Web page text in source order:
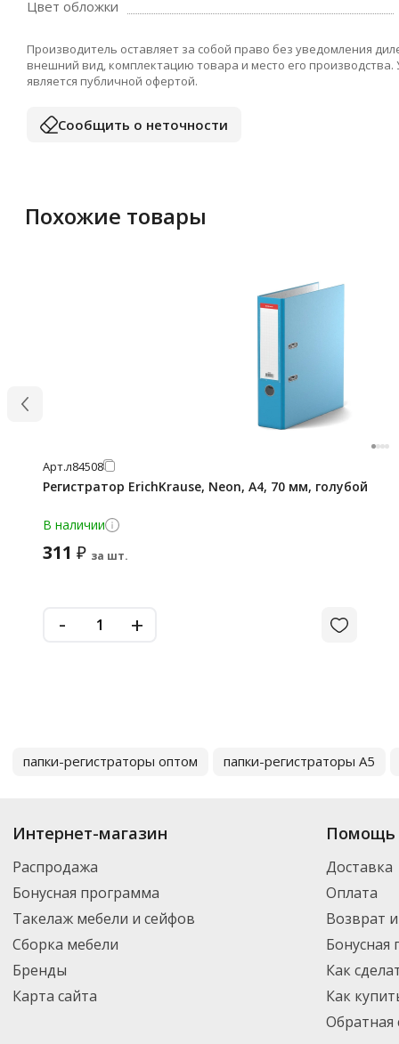
Цвет обложки
Производитель оставляет за собой право без уведомления
внешний вид, комплектацию товара и место его
является публичной офертой.
Сообщить о неточности
Похожие товары
Арт.л84508
Регистратор ErichKrause, Neon, А4, 70 мм, голубой
В наличии
311 ₽ за шт.
- +
папки-регистраторы оптом папки-регистраторы А5
Интернет-магазин
Распродажа
Бонусная программа
Такелаж мебели и сейфов
Сборка мебели
Бренды
Карта сайта
Помощь
Доставка
Оплата
Возврат
Бонусная
Как
Как
Обратная